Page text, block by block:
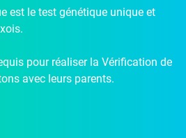
est le test génétique unique et
pour réaliser la Vérification de
avec leurs parents.